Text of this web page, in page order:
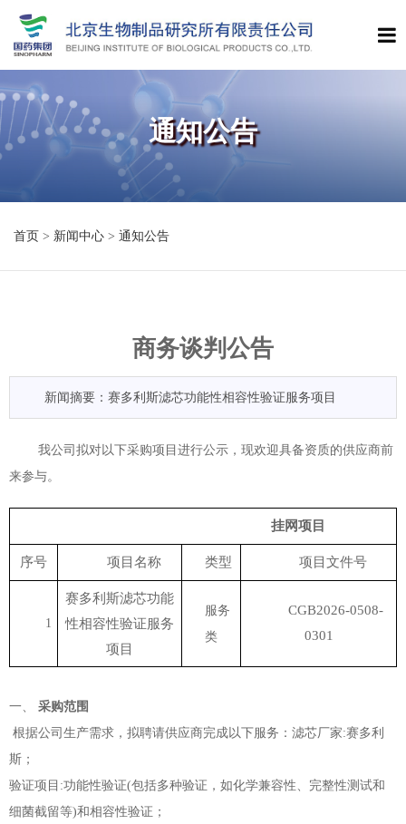
通知公告
首页 > 新闻中心 > 通知公告
商务谈判公告
新闻摘要：赛多利斯滤芯功能性相容性验证服务项目
我公司拟对以下采购项目进行公示，现欢迎具备资质的供应商前
来参与。
挂网项目
序号 项目名称 类型 项目文件号
1
赛多利斯滤芯功能
性相容性验证服务
项目
服务
类
CGB2026-0508-
0301
一、
采购范围
根据公司生产需求，拟聘请供应商完成以下服务：滤芯厂家:赛多利
斯；
验证项目 :功能性验证(包括多种验证，如化学兼容性、完整性测试和
细菌截留等)和相容性验证；